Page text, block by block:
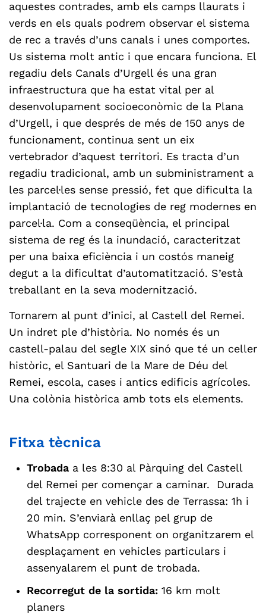
aquestes contrades, amb els camps llaurats i
verds en els quals podrem observar el sistema
de rec a través d’uns canals i unes comportes.
Us sistema molt antic i que encara funciona. El
regadiu dels Canals d’Urgell és una gran
infraestructura que ha estat vital per al
desenvolupament socioeconòmic de la Plana
d’Urgell, i que després de més de 150 anys de
funcionament, continua sent un eix
vertebrador d’aquest territori. Es tracta d’un
regadiu tradicional, amb un subministrament a
les parcel·les sense pressió, fet que dificulta la
implantació de tecnologies de reg modernes en
parcel·la. Com a conseqüència, el principal
sistema de reg és la inundació, caracteritzat
per una baixa eficiència i un costós maneig
degut a la dificultat d’automatització. S’està
treballant en la seva modernització.
Tornarem al punt d’inici, al Castell del Remei.
Un indret ple d’història. No només és un
castell-palau del segle XIX sinó que té un celler
històric, el Santuari de la Mare de Déu del
Remei, escola, cases i antics edificis agrícoles.
Una colònia històrica amb tots els elements.
Fitxa tècnica
Trobada a les 8:30 al Pàrquing del Castell
del Remei per començar a caminar. Durada
del trajecte en vehicle des de Terrassa: 1h i
20 min. S’enviarà enllaç pel grup de
WhatsApp corresponent on organitzarem el
desplaçament en vehicles particulars i
assenyalarem el punt de trobada.
Recorregut de la sortida: 16 km molt
planers